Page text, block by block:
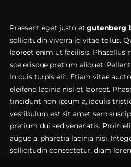
Praesent eget justo et gutenberg
sollicitudin viverra id vitae tellus.
laoreet enim ut facilisis. Phasellus
scelerisque pretium aliquet.
In quis turpis elit. Etiam vitae
eleifend lacinia nisl et laoreet.
tincidunt non ipsum a, iaculis
vestibulum est sit amet sem
pretium dui sed venenatis. Proin
augue a, pharetra lacinia nisi.
sollicitudin consectetur, diam